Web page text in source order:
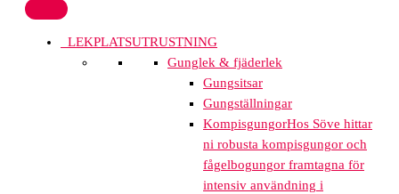
LEKPLATSUTRUSTNING
Gunglek & fjäderlek
Gungsitsar
Gungställningar
KompisgungorHos Söve hittar
ni robusta kompisgungor och
fågelbogungor framtagna för
intensiv användning i